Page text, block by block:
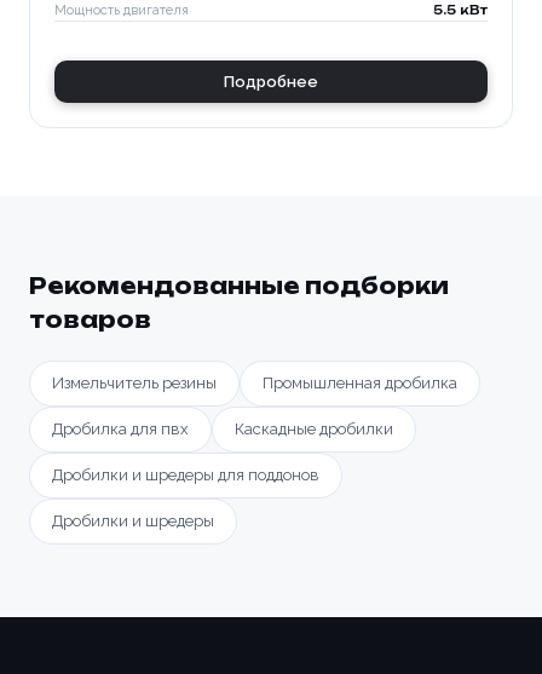
Мощность двигателя 5.5 кВт
Подробнее
Рекомендованные подборки
товаров
Измельчитель резины Промышленная дробилка
Дробилка для пвх Каскадные дробилки
Дробилки и шредеры для поддонов
Дробилки и шредеры